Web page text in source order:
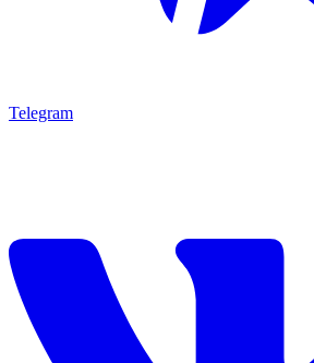
Telegram